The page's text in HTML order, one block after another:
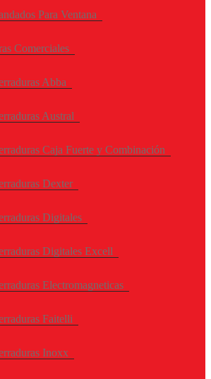
Para Ventana
Comerciales
Abba
Austral
Caja Fuerte y Combinación
Dexter
Digitales
Digitales Excell
Electromagneticas
Faitelli
Inoxx